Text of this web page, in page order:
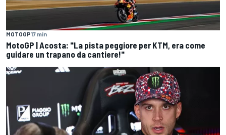
MOTOGP17 min
MotoGP | Acosta: "La pista peggiore per KTM, era come
guidare un trapano da cantiere!"